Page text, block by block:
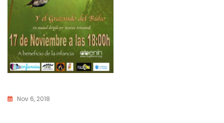
Nov 6, 2018